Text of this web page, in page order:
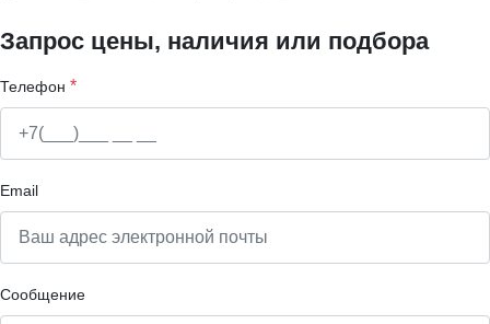
Запрос цены, наличия или подбора
Телефон *
Email
Сообщение